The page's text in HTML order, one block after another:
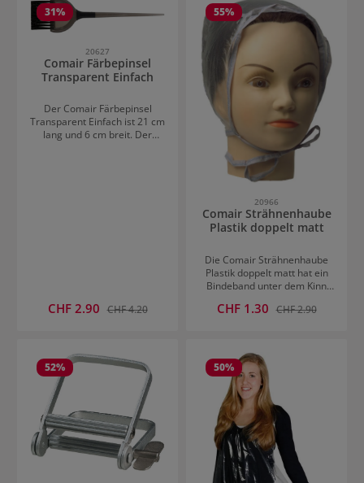
Er ist besonders langlebig.
Anwendungen wie Färben
oder Pflegebehandlungen.
Das Material ist
hautfreundlich und einfach
anzuziehen. Für hygienische
Sicherheit bei jeder
Anwendung.
31%
20627
Comair Färbepinsel
Transparent Einfach
Der Comair Färbepinsel
Transparent Einfach ist 21 cm
lang und 6 cm breit. Der
Verkaufspreis:
CHF 2.90 Regulärer Preis:
CHF 4.20
55%
20966
Comair Strähnenhaube
Plastik doppelt matt
Die Comair Strähnenhaube
Plastik doppelt matt hat ein
Bindeband unter dem Kinn
Strähnchenhaube.
Verkaufspreis:
CHF 1.30 Regulärer Preis:
CHF 2.90
52% 50%